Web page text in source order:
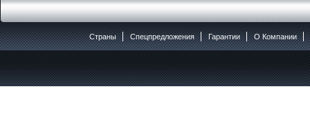
Страны Спецпредложения Гарантии O Компании